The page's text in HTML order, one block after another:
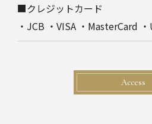
■クレジットカード
・JCB ・VISA ・MasterCard
Access